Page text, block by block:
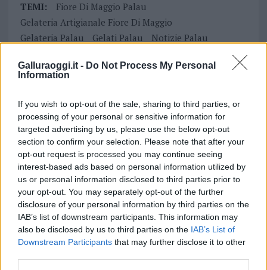
Galluraoggi.it - Do Not Process My Personal
Information
If you wish to opt-out of the sale, sharing to third parties, or
processing of your personal or sensitive information for
targeted advertising by us, please use the below opt-out
section to confirm your selection. Please note that after your
opt-out request is processed you may continue seeing
interest-based ads based on personal information utilized by
us or personal information disclosed to third parties prior to
your opt-out. You may separately opt-out of the further
disclosure of your personal information by third parties on the
IAB’s list of downstream participants. This information may
also be disclosed by us to third parties on the IAB’s List of
Downstream Participants that may further disclose it to other
TEMI:
Fiore Di Maggio Palau
Gelateria Artigianale Fiore Di Maggio
Gelateria Palau
Gelati Palau
Notizie Palau
Sardinia Food Awards
Sardinia Food Awards 2023
Inviaci le tue segnalazioni,
i tuoi video e le tue foto
Su WhatsApp al numero +39
345 356 7512
Notizie in tempo reale?
Entra nel canale telegram di
GalluraOggi.it